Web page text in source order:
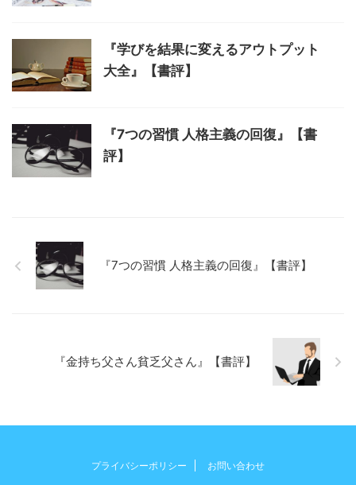
『学びを結果に変えるアウトプット
大全』【書評】
『7つの習慣 人格主義の回復』【書
評】
『7つの習慣 人格主義の回復』【書評】
『金持ち父さん貧乏父さん』【書評】
プライバシーポリシー お問い合わせ